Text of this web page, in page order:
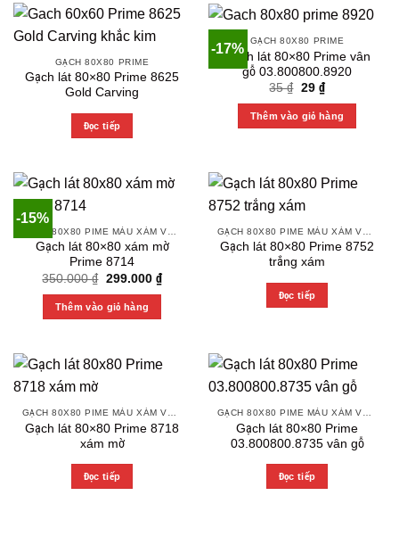
GẠCH 80X80 PRIME
Gạch lát 80×80 Prime 8625
Gold Carving
Đọc tiếp
-17%
GẠCH 80X80 PRIME
Gạch lát 80×80 Prime vân
gỗ 03.800800.8920
35₫ Original
price
was:
35 ₫.
29 ₫Current
price
is:
29 ₫.
Thêm vào giỏ hàng
-15%
Gạch lát 80×80 xám mờ
Prime 8714
350.000₫ Original
was:
350.000 ₫.
299.000 ₫Current
price
Thêm vào giỏ hàng
Gạch lát 80×80 Prime 8752
trắng xám
Đọc tiếp
Gạch lát 80×80 Prime 8718
xám mờ
Đọc tiếp
Gạch lát 80×80 Prime
03.800800.8735 vân gỗ
Đọc tiếp